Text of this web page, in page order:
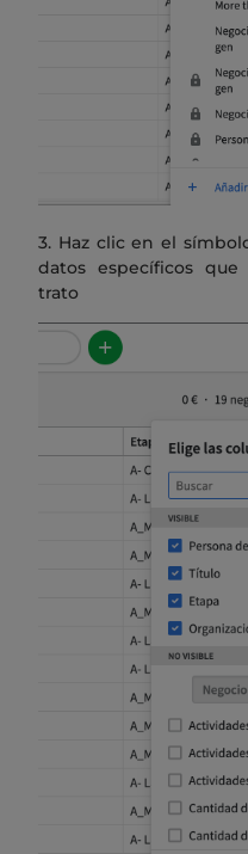
3. Haz clic en el
datos específicos
trato